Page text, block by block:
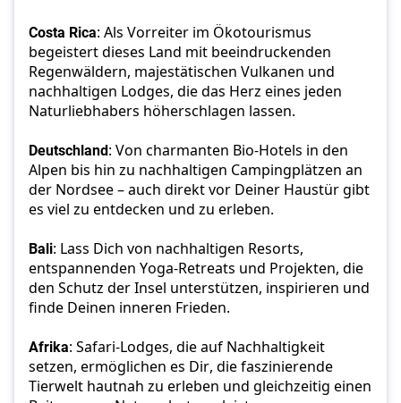
Costa Rica: Als Vorreiter im Ökotourismus
begeistert dieses Land mit beeindruckenden
Regenwäldern, majestätischen Vulkanen und
nachhaltigen Lodges, die das Herz eines jeden
Naturliebhabers höherschlagen lassen.
Deutschland: Von charmanten Bio-Hotels in den
Alpen bis hin zu nachhaltigen Campingplätzen an
der Nordsee – auch direkt vor Deiner Haustür gibt
es viel zu entdecken und zu erleben.
Bali: Lass Dich von nachhaltigen Resorts,
entspannenden Yoga-Retreats und Projekten, die
den Schutz der Insel unterstützen, inspirieren und
finde Deinen inneren Frieden.
Afrika: Safari-Lodges, die auf Nachhaltigkeit
setzen, ermöglichen es Dir, die faszinierende
Tierwelt hautnah zu erleben und gleichzeitig einen